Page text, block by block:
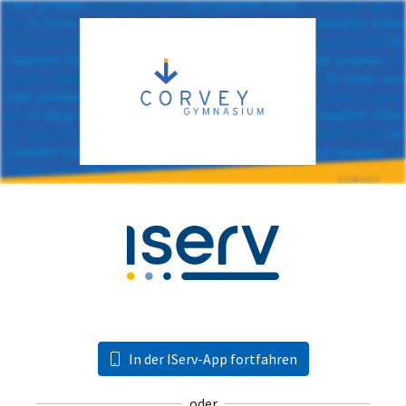
In der IServ-App fortfahren